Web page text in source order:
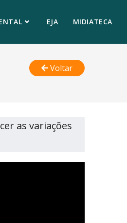
EJA MIDIATECA
Voltar
as variações